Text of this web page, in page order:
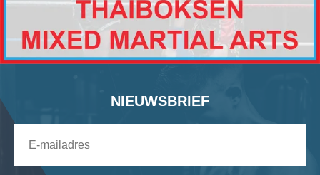
NIEUWSBRIEF